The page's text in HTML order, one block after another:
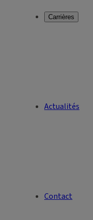
Carrières
Actualités
Contact